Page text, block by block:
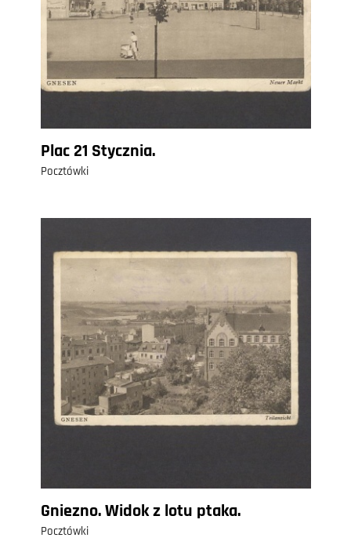
Plac 21 Stycznia.
Pocztówki
Gniezno. Widok z lotu ptaka.
Pocztówki